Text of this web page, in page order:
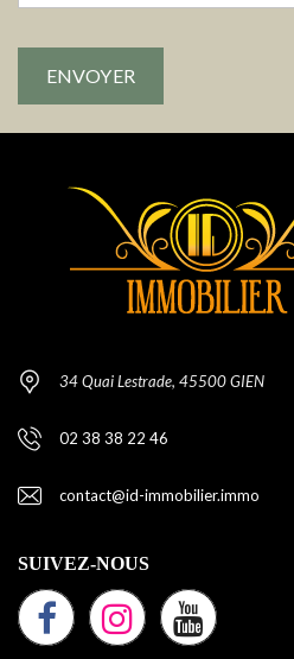
34 Quai Lestrade, 45500 GIEN
02 38 38 22 46
contact@id-immobilier.immo
SUIVEZ-NOUS